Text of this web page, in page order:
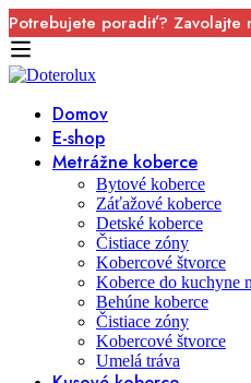
Potrebujete poradiť? Zavolajte
Domov
E-shop
Metrážne koberce
Bytové koberce
Záťažové koberce
Detské koberce
Čistiace zóny
Kobercové štvorce
Koberce do kuchyne
Behúne koberce
Čistiace zóny
Kobercové štvorce
Umelá tráva